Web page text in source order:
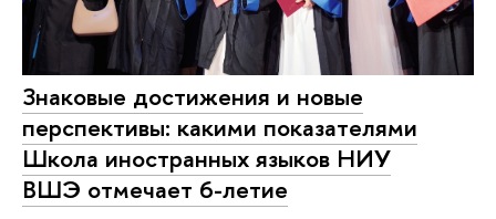
Знаковые достижения и новые
перспективы: какими показателями
Школа иностранных языков НИУ
ВШЭ отмечает 6-летие